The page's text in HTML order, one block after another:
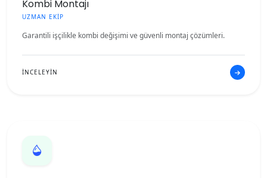
Kombi Montajı
UZMAN EKİP
Garantili işçilikle kombi değişimi ve güvenli montaj çözümleri.
İNCELEYİN